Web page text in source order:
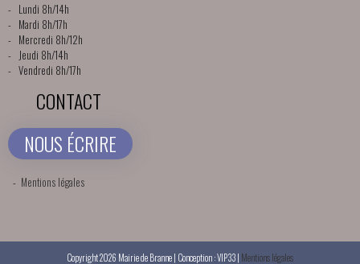
- Lundi 8h/14h
- Mardi 8h/17h
- Mercredi 8h/12h
- Jeudi 8h/14h
- Vendredi 8h/17h
CONTACT
NOUS ÉCRIRE
- Mentions légales
Copyright 2026 Mairie de Branne | Conception : VIP33 | Mentions légales